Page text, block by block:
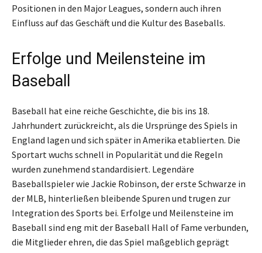
Positionen in den Major Leagues, sondern auch ihren
Einfluss auf das Geschäft und die Kultur des Baseballs.
Erfolge und Meilensteine im
Baseball
Baseball hat eine reiche Geschichte, die bis ins 18.
Jahrhundert zurückreicht, als die Ursprünge des Spiels in
England lagen und sich später in Amerika etablierten. Die
Sportart wuchs schnell in Popularität und die Regeln
wurden zunehmend standardisiert. Legendäre
Baseballspieler wie Jackie Robinson, der erste Schwarze in
der MLB, hinterließen bleibende Spuren und trugen zur
Integration des Sports bei. Erfolge und Meilensteine im
Baseball sind eng mit der Baseball Hall of Fame verbunden,
die Mitglieder ehren, die das Spiel maßgeblich geprägt